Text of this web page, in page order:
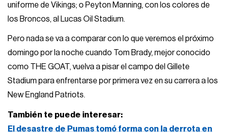
uniforme de Vikings; o Peyton Manning, con los colores de
los Broncos, al Lucas Oil Stadium.
Pero nada se va a comparar con lo que veremos el próximo
domingo por la noche cuando Tom Brady, mejor conocido
como THE GOAT, vuelva a pisar el campo del Gillete
Stadium para enfrentarse por primera vez en su carrera a los
New England Patriots.
También te puede interesar:
El desastre de Pumas tomó forma con la derrota en